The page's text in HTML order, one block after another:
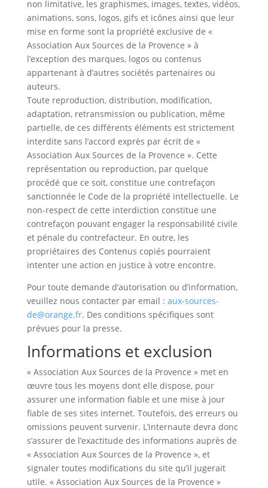
non limitative, les graphismes, images, textes, vidéos,
animations, sons, logos, gifs et icônes ainsi que leur
mise en forme sont la propriété exclusive de «
Association Aux Sources de la Provence » à
l’exception des marques, logos ou contenus
appartenant à d’autres sociétés partenaires ou
auteurs.
Toute reproduction, distribution, modification,
adaptation, retransmission ou publication, même
partielle, de ces différents éléments est strictement
interdite sans l’accord exprès par écrit de «
Association Aux Sources de la Provence ». Cette
représentation ou reproduction, par quelque
procédé que ce soit, constitue une contrefaçon
sanctionnée le Code de la propriété intellectuelle. Le
non-respect de cette interdiction constitue une
contrefaçon pouvant engager la responsabilité civile
et pénale du contrefacteur. En outre, les
propriétaires des Contenus copiés pourraient
intenter une action en justice à votre encontre.
Pour toute demande d’autorisation ou d’information,
veuillez nous contacter par email : aux-sources-
de@orange.fr. Des conditions spécifiques sont
prévues pour la presse.
Informations et exclusion
« Association Aux Sources de la Provence » met en
œuvre tous les moyens dont elle dispose, pour
assurer une information fiable et une mise à jour
fiable de ses sites internet. Toutefois, des erreurs ou
omissions peuvent survenir. L’internaute devra donc
s’assurer de l’exactitude des informations auprès de
« Association Aux Sources de la Provence », et
signaler toutes modifications du site qu’il jugerait
utile. « Association Aux Sources de la Provence »